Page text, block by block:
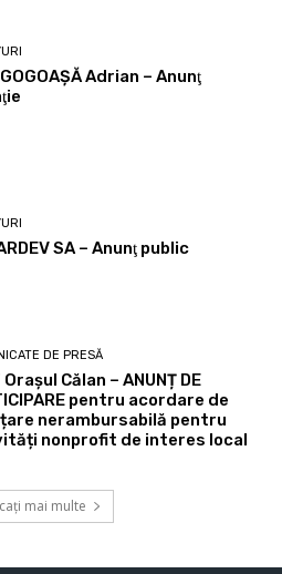
GOGOAŞĂ Adrian – Anunţ
SA – Anunţ public
DE PRESĂ
Orașul Călan – ANUNȚ DE
pentru acordare de
nerambursabilă pentru
nonprofit de interes local
mai multe